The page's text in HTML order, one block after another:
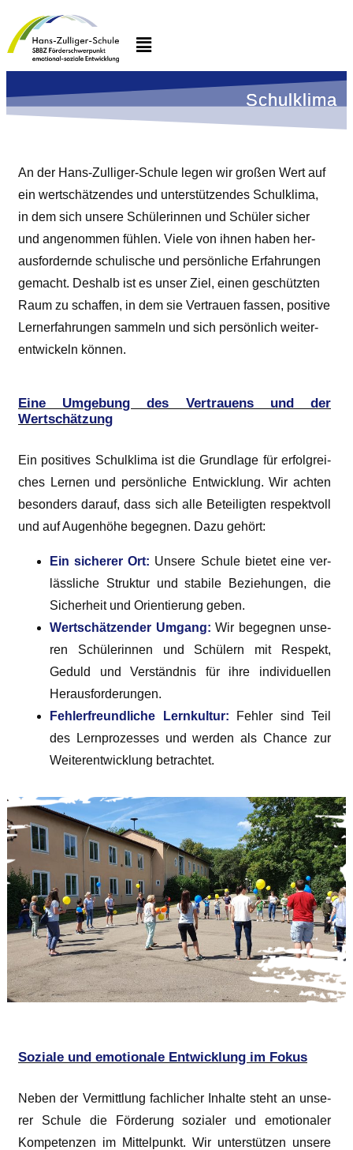
Schul­kli­ma
An der Hans-Zul­li­ger-Schu­le legen wir gro­ßen Wert auf
ein wert­schät­zen­des und unter­stüt­zen­des Schul­kli­ma,
in dem sich unse­re Schü­le­rin­nen und Schü­ler sicher
und ange­nom­men füh­len. Vie­le von ihnen haben her­
aus­for­dern­de schu­li­sche und per­sön­li­che Erfah­run­gen
gemacht. Des­halb ist es unser Ziel, einen geschütz­ten
Raum zu schaf­fen, in dem sie Ver­trau­en fas­sen, posi­ti­ve
Lern­erfah­run­gen sam­meln und sich per­sön­lich wei­ter­
ent­wi­ckeln können.
Eine Umgebung des Vertrauens und der
Wertschätzung
Ein posi­ti­ves Schul­kli­ma ist die Grund­la­ge für erfolg­rei­
ches Ler­nen und per­sön­li­che Ent­wick­lung. Wir ach­ten
beson­ders dar­auf, dass sich alle Betei­lig­ten respekt­voll
und auf Augen­hö­he begeg­nen. Dazu gehört:
Ein siche­rer Ort: Unse­re Schu­le bie­tet eine ver­
läss­li­che Struk­tur und sta­bi­le Bezie­hun­gen, die
Sicher­heit und Ori­en­tie­rung geben.
Wert­schät­zen­der Umgang: Wir begeg­nen unse­
ren Schü­le­rin­nen und Schü­lern mit Respekt,
Geduld und Ver­ständ­nis für ihre indi­vi­du­el­len
Herausforderungen.
Feh­ler­freund­li­che Lern­kul­tur: Feh­ler sind Teil
des Lern­pro­zes­ses und wer­den als Chan­ce zur
Wei­ter­ent­wick­lung betrachtet.
Soziale und emotionale Entwicklung im Fokus
Neben der Ver­mitt­lung fach­li­cher Inhal­te steht an unse­
rer Schu­le die För­de­rung sozia­ler und emo­tio­na­ler
Kom­pe­ten­zen im Mit­tel­punkt. Wir unter­stüt­zen unse­re